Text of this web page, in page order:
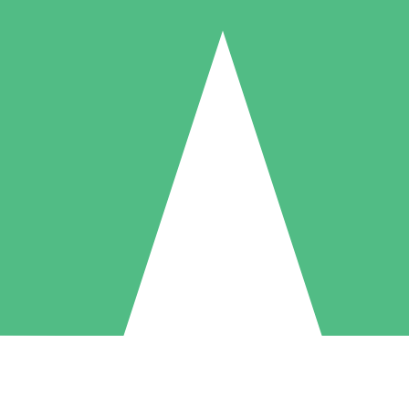
Individuele Creditpakketten
per gebruik met downloadtegoeden. Geen maandelijkse verplichting
5 Downloaden
US$